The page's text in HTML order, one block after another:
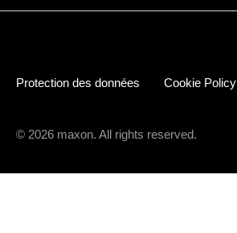
Protection des données Cookie Policy
© 2026 maxon. All rights reserved.